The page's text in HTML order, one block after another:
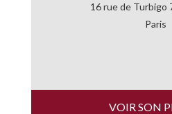
16 rue de Turbigo
Paris
VOIR SON